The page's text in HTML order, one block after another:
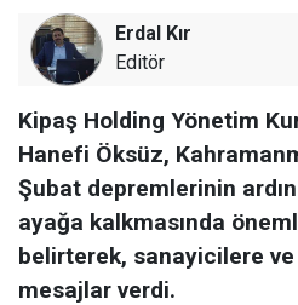
Erdal Kır
Editör
Kipaş Holding Yönetim
Hanefi Öksüz,
Şubat depremlerinin
ayağa kalkmasında
belirterek, sanayicilere
mesajlar verdi.